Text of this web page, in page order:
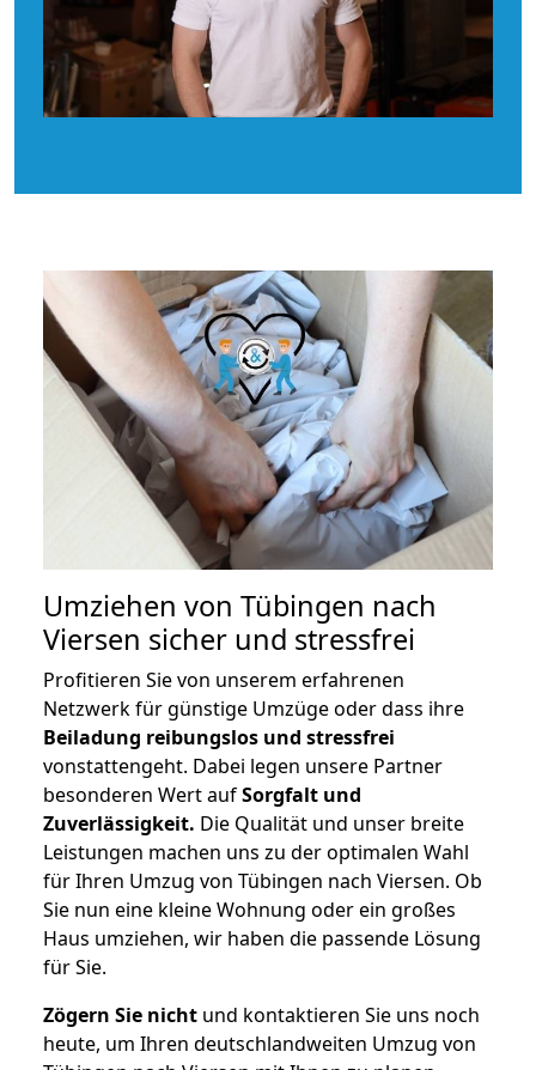
Umziehen von Tübingen nach
Viersen sicher und stressfrei
Profitieren Sie von unserem erfahrenen
Netzwerk für günstige Umzüge oder dass ihre
Beiladung reibungslos und stressfrei
vonstattengeht. Dabei legen unsere Partner
besonderen Wert aufSorgfalt und
Zuverlässigkeit. Die Qualität und unser breite
Leistungen machen uns zu der optimalen Wahl
für Ihren Umzug von Tübingen nach Viersen. Ob
Sie nun eine kleine Wohnung oder ein großes
Haus umziehen, wir haben die passende Lösung
für Sie.
Zögern Sie nicht und kontaktieren Sie uns noch
heute, um Ihren deutschlandweiten Umzug von